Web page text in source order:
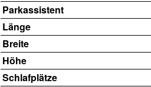
Parkassistent
Länge
Breite
Höhe
Schlafplätze